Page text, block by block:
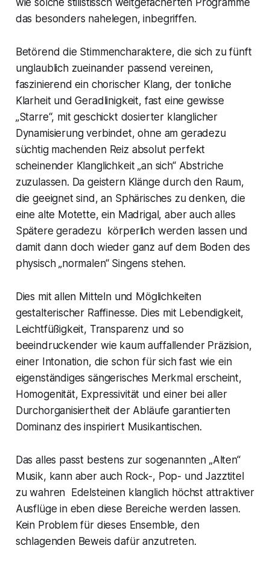
das besonders nahelegen, inbegriffen.
Betörend die Stimmencharaktere, die sich zu fünft
unglaublich zueinander passend vereinen,
faszinierend ein chorischer Klang, der tonliche
Klarheit und Geradlinigkeit, fast eine gewisse
„Starre“, mit geschickt dosierter klanglicher
Dynamisierung verbindet, ohne am geradezu
süchtig machenden Reiz absolut perfekt
scheinender Klanglichkeit „an sich“ Abstriche
zuzulassen. Da geistern Klänge durch den Raum,
die geeignet sind, an Sphärisches zu denken, die
eine alte Motette, ein Madrigal, aber auch alles
Spätere geradezu körperlich werden lassen und
damit dann doch wieder ganz auf dem Boden des
physisch „normalen“ Singens stehen.
Dies mit allen Mitteln und Möglichkeiten
gestalterischer Raffinesse. Dies mit Lebendigkeit,
Leichtfüßigkeit, Transparenz und so
beeindruckender wie kaum auffallender Präzision,
einer Intonation, die schon für sich fast wie ein
eigenständiges sängerisches Merkmal erscheint,
Homogenität, Expressivität und einer bei aller
Durchorganisiertheit der Abläufe garantierten
Dominanz des inspiriert Musikantischen.
Das alles passt bestens zur sogenannten „Alten“
Musik, kann aber auch Rock-, Pop- und Jazztitel
zu wahren Edelsteinen klanglich höchst attraktiver
Ausflüge in eben diese Bereiche werden lassen.
Kein Problem für dieses Ensemble, den
schlagenden Beweis dafür anzutreten.